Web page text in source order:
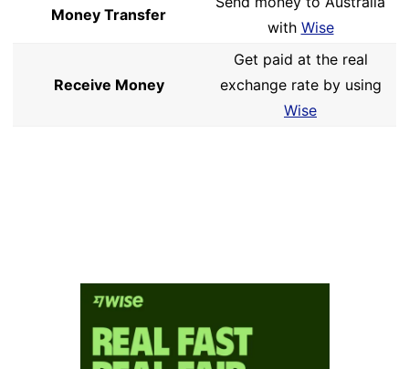
Money Transfer
with Wise
Receive Money
Get paid at the real
exchange rate by using
Wise